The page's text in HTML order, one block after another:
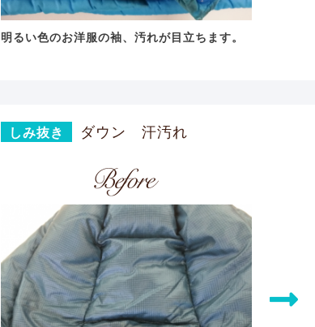
明るい色のお洋服の袖、汚れが目立ちます。
しみ抜き ダウン 汗汚れ